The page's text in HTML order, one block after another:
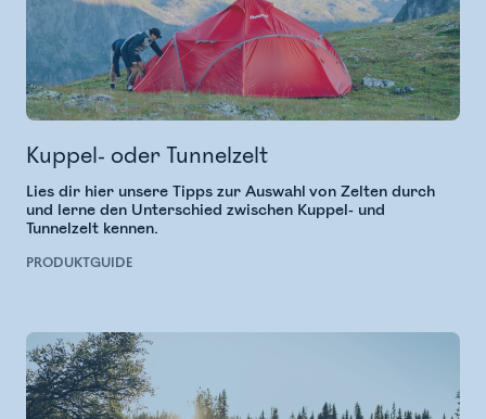
Kuppel- oder Tunnelzelt
Lies dir hier unsere Tipps zur Auswahl von Zelten durch
und lerne den Unterschied zwischen Kuppel- und
Tunnelzelt kennen.
PRODUKTGUIDE